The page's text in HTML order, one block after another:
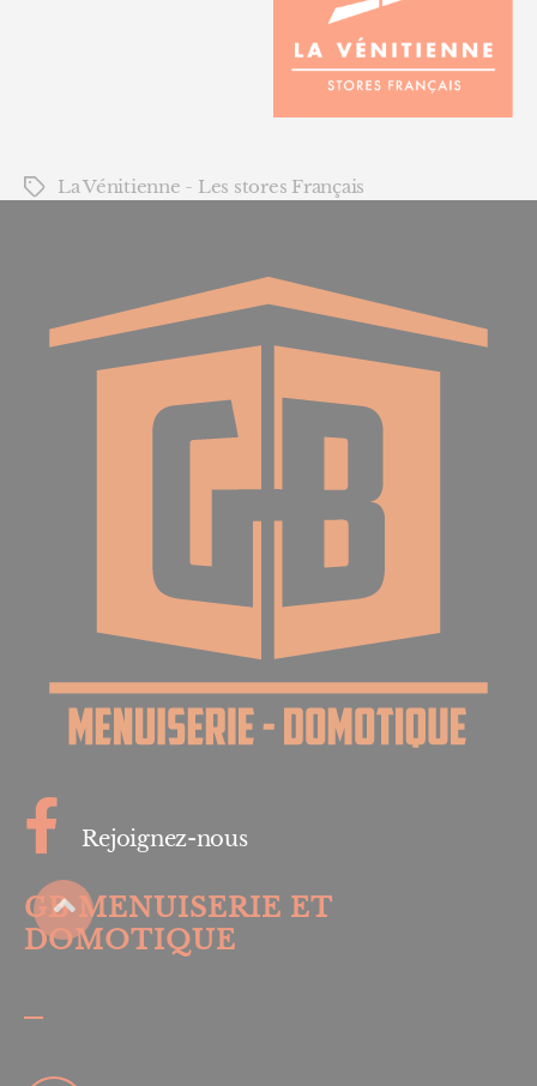
Étiquettes
La Vénitienne - Les stores Français
Rejoignez-nous
GB MENUISERIE ET
DOMOTIQUE